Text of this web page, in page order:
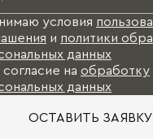
условия
и политики
данных
на обработку
данных
ОСТАВИТЬ ЗАЯВКУ